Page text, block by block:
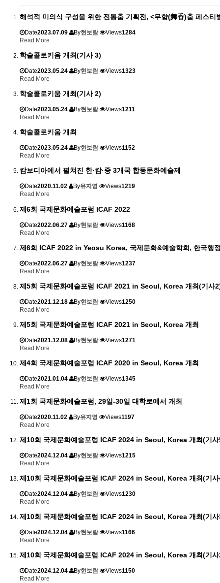
해석적 미의식 구성을 위한 전통춤 기획전, <무향(舞香)춤 페스티
Date2023.07.09 By현보람 Views1284
Read More
학술콜로키움 개최(기사 3)
Date2023.05.24 By현보람 Views1323
Read More
학술콜로키움 개최(기사 2)
Date2023.05.24 By현보람 Views1211
Read More
학술콜로키움 개최
Date2023.05.24 By현보람 Views1152
Read More
캄보디아에서 펼쳐진 한·캄·중 3개국 합동문화예술제
Date2020.11.02 By유지영 Views1219
Read More
제6회 국제문화예술포럼 ICAF 2022
Date2022.06.27 By현보람 Views1168
Read More
제6회 ICAF 2022 in Yeosu Korea, 국제문화&예술학회, 한국행
Date2022.06.27 By현보람 Views1237
Read More
제5회 국제문화예술포럼 ICAF 2021 in Seoul, Korea 개최(기사
Date2021.12.18 By현보람 Views1250
Read More
제5회 국제문화예술포럼 ICAF 2021 in Seoul, Korea 개최
Date2021.12.08 By현보람 Views1271
Read More
제4회 국제문화예술포럼 ICAF 2020 in Seoul, Korea 개최
Date2021.01.04 By현보람 Views1345
Read More
제1회 국제문화예술포럼, 29일-30일 대학로에서 개최
Date2020.11.02 By유지영 Views1197
Read More
제10회 국제문화예술포럼 ICAF 2024 in Seoul, Korea 개최(기
Date2024.12.04 By현보람 Views1215
Read More
제10회 국제문화예술포럼 ICAF 2024 in Seoul, Korea 개최(기
Date2024.12.04 By현보람 Views1230
Read More
제10회 국제문화예술포럼 ICAF 2024 in Seoul, Korea 개최(기
Date2024.12.04 By현보람 Views1166
Read More
제10회 국제문화예술포럼 ICAF 2024 in Seoul, Korea 개최(기
Date2024.12.04 By현보람 Views1150
Read More